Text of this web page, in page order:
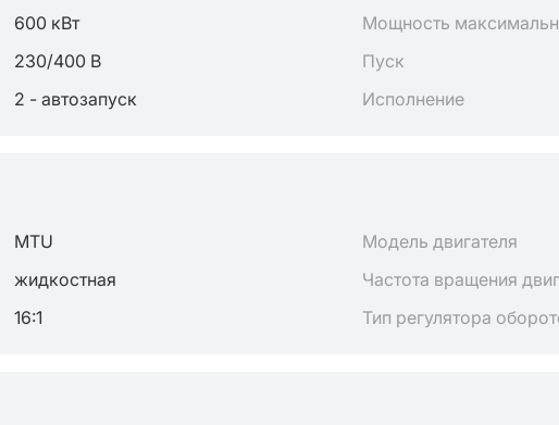
600 кВт Мощность
230/400 В Пуск
2 - автозапуск Исполнение
MTU Модель двигателя
жидкостная Частота вращения
16:1 Тип регулятора